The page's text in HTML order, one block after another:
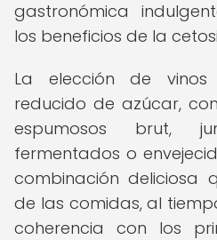
gastronómica
los beneficios de la
La elección de
reducido de azúcar,
espumosos brut,
fermentados o
combinación deliciosa
de las comidas, al
coherencia con los